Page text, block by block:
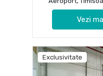
Vezi
Exclusivitate